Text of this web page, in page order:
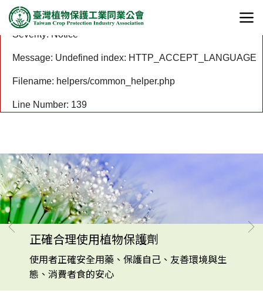
A PHP Error was encountered
Severity: Notice
Message: Undefined index: HTTP_ACCEPT_LANGUAGE
Filename: helpers/common_helper.php
Line Number: 139
正確合理使用植物保護劑
使用者正確安全用藥、保護自己、友善環境與生
態、消費者食的安心